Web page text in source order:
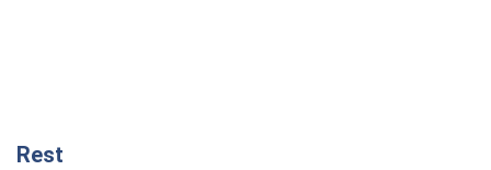
Rest